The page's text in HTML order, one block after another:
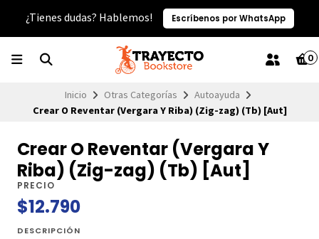
¿Tienes dudas? Hablemos! Escríbenos por WhatsApp
0
Inicio Otras Categorías
Autoayuda
Crear O Reventar (Vergara Y Riba) (Zig-zag) (Tb) [Aut]
Crear O Reventar (Vergara Y
Riba) (Zig-zag) (Tb) [Aut]
PRECIO
$12.790
DESCRIPCIÓN